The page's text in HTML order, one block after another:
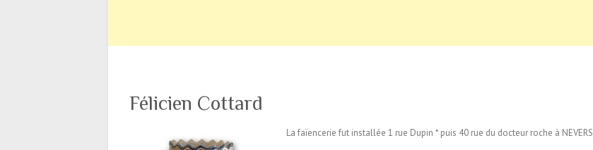
Félicien Cottard
La faïencerie fut installée 1 rue Dupin * puis 40 rue du docteur roche à NEVERS